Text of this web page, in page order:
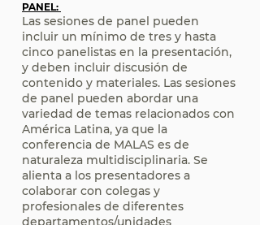
PANEL:
Las sesiones de panel pueden
incluir un mínimo de tres y hasta
cinco panelistas en la presentación,
y deben incluir discusión de
contenido y materiales. Las sesiones
de panel pueden abordar una
variedad de temas relacionados con
América Latina, ya que la
conferencia de MALAS es de
naturaleza multidisciplinaria. Se
alienta a los presentadores a
colaborar con colegas y
profesionales de diferentes
departamentos/unidades